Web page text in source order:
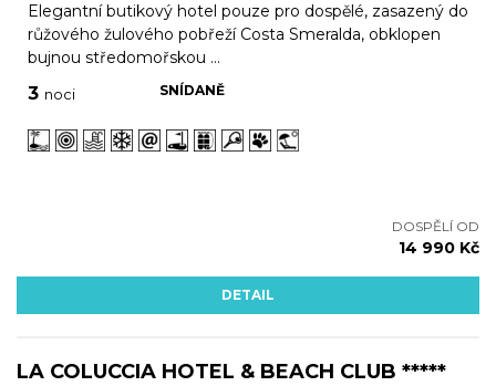
Elegantní butikový hotel pouze pro dospělé, zasazený do
růžového žulového pobřeží Costa Smeralda, obklopen
bujnou středomořskou ...
3 noci SNÍDANĚ
DOSPĚLÍ OD
14 990 Kč
DETAIL
LA COLUCCIA HOTEL & BEACH CLUB *****